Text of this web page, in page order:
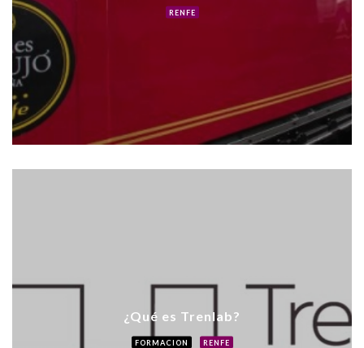
RENFE
¿Qué es Trenlab?
FORMACION RENFE